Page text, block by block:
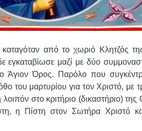
από το χωριό Κλητζός
εγκαταβίωσε μαζί με δύο
Άγιον Όρος. Παρόλο που
του μαρτυρίου για τον Χριστό,
στο κριτήριο (δικαστήριο)
η Πίστη στον Σωτήρα Χριστό